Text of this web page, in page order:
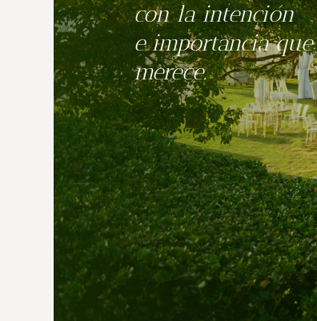
con la intención
e importancia que
merece.